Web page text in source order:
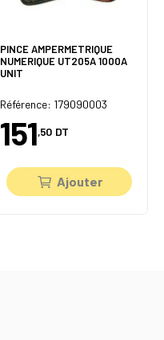
PINCE AMPERMETRIQUE
NUMERIQUE UT205A 1000A
UNIT
Référence: 179090003
151,50 DT
Ajouter